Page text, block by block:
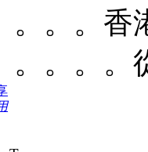
。。。香
。。。。